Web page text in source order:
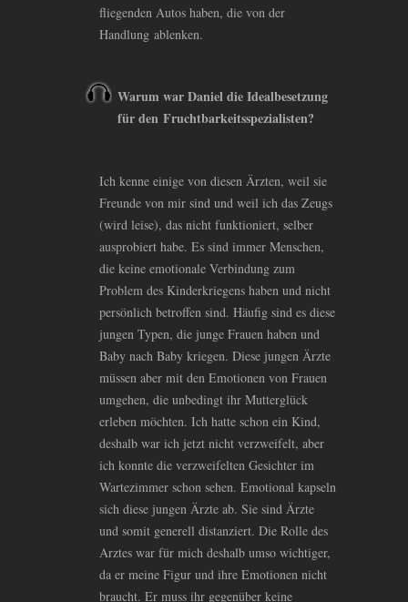
fliegenden Autos haben, die von der
Handlung ablenken.
Warum war Daniel die Idealbesetzung
für den Fruchtbarkeitsspezialisten?
Ich kenne einige von diesen Ärzten, weil sie
Freunde von mir sind und weil ich das Zeugs
(wird leise), das nicht funktioniert, selber
ausprobiert habe. Es sind immer Menschen,
die keine emotionale Verbindung zum
Problem des Kinderkriegens haben und nicht
persönlich betroffen sind. Häufig sind es diese
jungen Typen, die junge Frauen haben und
Baby nach Baby kriegen. Diese jungen Ärzte
müssen aber mit den Emotionen von Frauen
umgehen, die unbedingt ihr Mutterglück
erleben möchten. Ich hatte schon ein Kind,
deshalb war ich jetzt nicht verzweifelt, aber
ich konnte die verzweifelten Gesichter im
Wartezimmer schon sehen. Emotional kapseln
sich diese jungen Ärzte ab. Sie sind Ärzte
und somit generell distanziert. Die Rolle des
Arztes war für mich deshalb umso wichtiger,
da er meine Figur und ihre Emotionen nicht
braucht. Er muss ihr gegenüber keine